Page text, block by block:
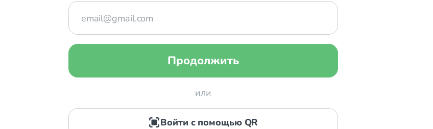
Продолжить
или
Войти с помощью QR